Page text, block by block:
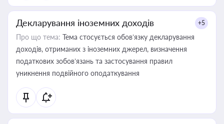
Декларування іноземних доходів +5
Про що тема: Тема стосується обов’язку декларування
доходів, отриманих з іноземних джерел, визначення
податкових зобов’язань та застосування правил
уникнення подвійного оподаткування